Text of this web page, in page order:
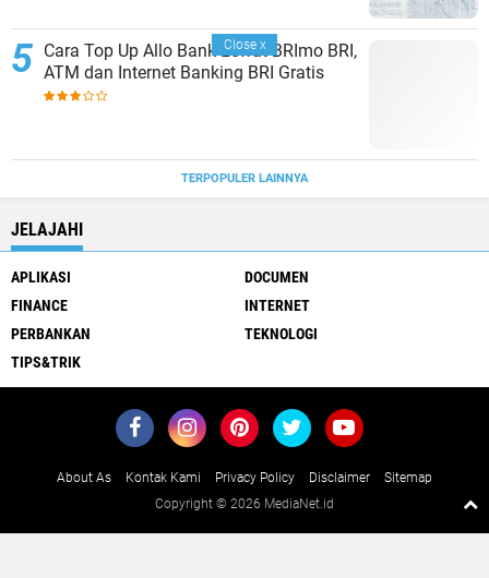
Cara Top Up Allo Bank Lewat BRImo BRI,
ATM dan Internet Banking BRI Gratis
TERPOPULER LAINNYA
JELAJAHI
APLIKASI
DOCUMEN
FINANCE
INTERNET
PERBANKAN
TEKNOLOGI
TIPS&TRIK
About As Kontak Kami Privacy Policy Disclaimer
Sitemap
Copyright © 2026 MediaNet.id
Close x